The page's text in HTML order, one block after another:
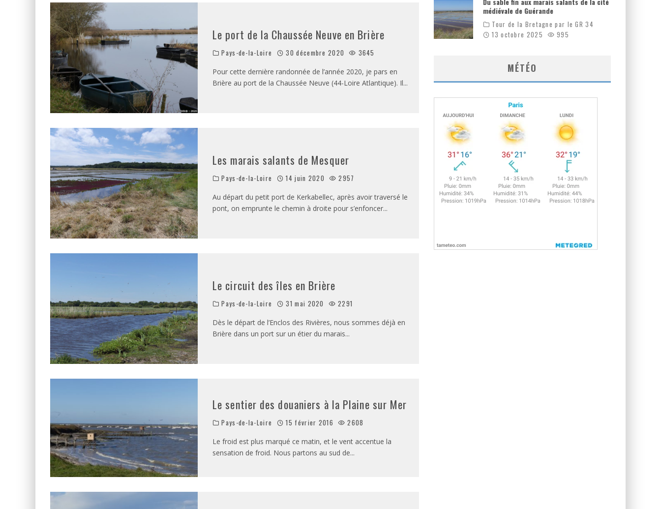
Le port de la Chaussée Neuve en Brière
Pays-de-la-Loire 30 décembre 2020 3645
Pour cette dernière randonnée de l’année 2020, je pars en
Brière au port de la Chaussée Neuve (44-Loire Atlantique). Il...
Les marais salants de Mesquer
Pays-de-la-Loire 14 juin 2020 2957
Au départ du petit port de Kerkabellec, après avoir traversé le
pont, on emprunte le chemin à droite pour s’enfoncer...
Le circuit des îles en Brière
Pays-de-la-Loire 31 mai 2020 2291
Dès le départ de l’Enclos des Rivières, nous sommes déjà en
Brière dans un port sur un étier du marais...
Le sentier des douaniers à la Plaine sur Mer
Pays-de-la-Loire 15 février 2016 2608
Le froid est plus marqué ce matin, et le vent accentue la
sensation de froid. Nous partons au sud de...
médiévale de Guérande
Tour de la Bretagne par le GR 34
13 octobre 2025
995
MÉTÉO